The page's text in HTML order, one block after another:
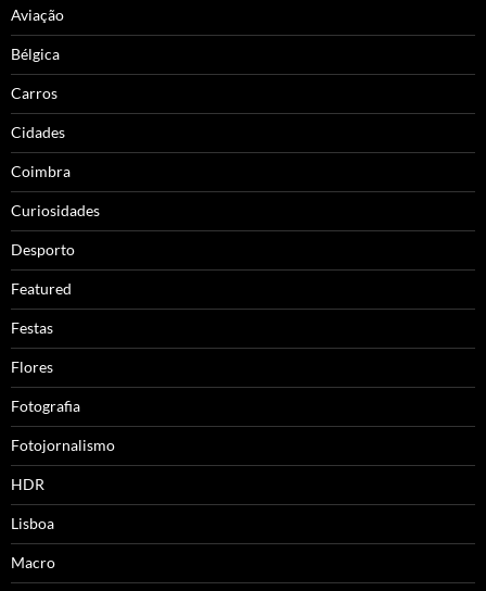
Aviação
Bélgica
Carros
Cidades
Coimbra
Curiosidades
Desporto
Featured
Festas
Flores
Fotografia
Fotojornalismo
HDR
Lisboa
Macro